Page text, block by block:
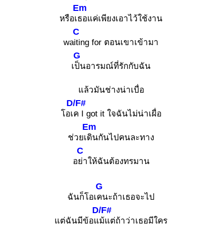
หรือเ
Em
ธอแค่เพียงเอาไว้ใช้งาน
wa
C
iting for ตอนเขาเข้ามา
เ
G
ป็นอารมณ์ที่รักกับฉัน
แล้วมันช่างน่าเบื่อ
โอเ
D/F#
ค I got it ใจฉันไม่น่าเผื่อ
ช่วยเ
Em
ดินกันไปคนละทาง
อ
C
ย่าให้ฉันต้องทรมาน
ฉันก็โอเ
G
คนะถ้าเธอจะไป
แต่ฉันมีข้อแ
D/F#
ม้แต่ถ้าว่าเธอมีใคร